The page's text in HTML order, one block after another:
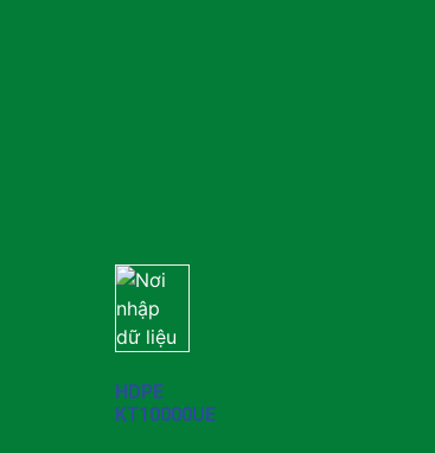
HDPE
KT10000UE